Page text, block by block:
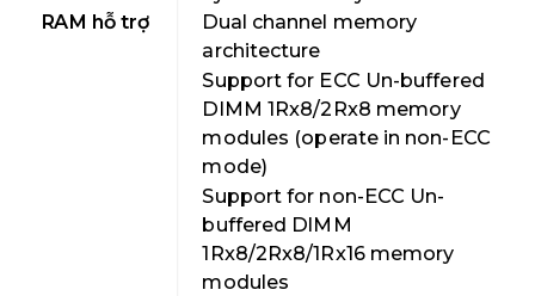
RAM hỗ trợ Dual channel memory
architecture
Support for ECC Un-buffered
DIMM 1Rx8/2Rx8 memory
modules (operate in non-ECC
mode)
Support for non-ECC Un-
buffered DIMM
1Rx8/2Rx8/1Rx16 memory
modules